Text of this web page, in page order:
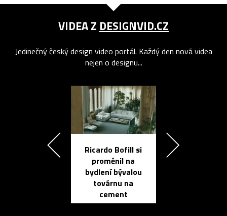
VIDEA Z DESIGNVID.CZ
Jedinečný český design video portál. Každý den nová videa
nejen o designu...
Ricardo Bofill si
proměnil na
bydlení bývalou
továrnu na
cement